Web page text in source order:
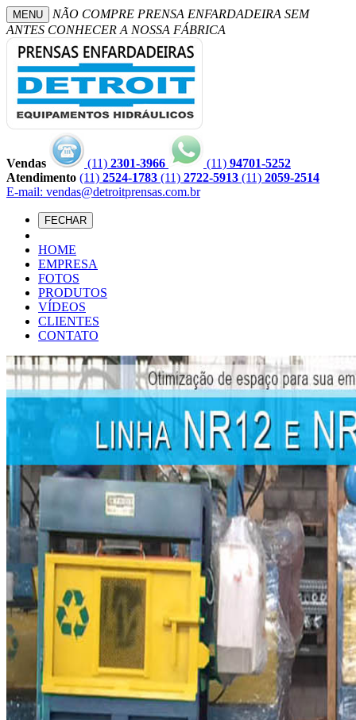
MENU
NÃO COMPRE PRENSA ENFARDADEIRA SEM
ANTES CONHECER A NOSSA FÁBRICA
Vendas (11) 2301-3966 (11) 94701-5252
Atendimento (11) 2524-1783 (11) 2722-5913 (11) 2059-2514
E-mail: vendas@detroitprensas.com.br
FECHAR
HOME
EMPRESA
FOTOS
PRODUTOS
VÍDEOS
CLIENTES
CONTATO